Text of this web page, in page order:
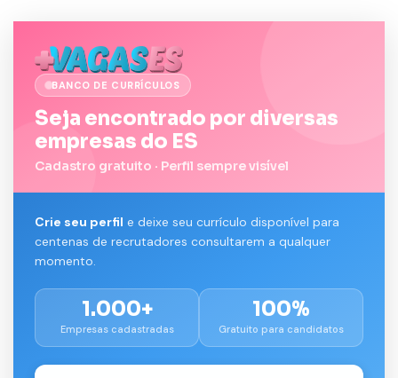
BANCO DE CURRÍCULOS
Seja encontrado por diversas
empresas do ES
Cadastro gratuito · Perfil sempre visível
Crie seu perfil e deixe seu currículo disponível para
centenas de recrutadores consultarem a qualquer
momento.
1.000+
Empresas cadastradas
100%
Gratuito para candidatos